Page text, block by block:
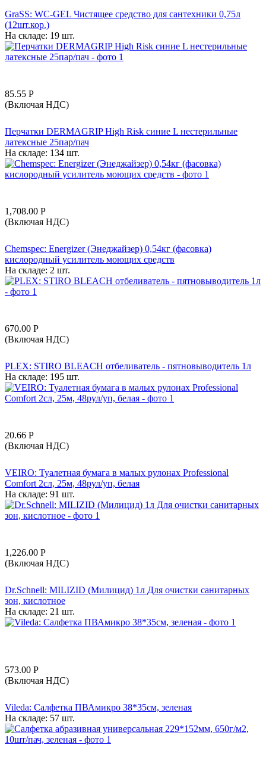
GraSS: WC-GEL Чистящее средство для сантехники 0,75л
(12шт.кор.)
На складе: 19 шт.
85.55 Р
(Включая НДС)
Перчатки DERMAGRIP High Risk синие L нестерильные
латексные 25пар/пач
На складе: 134 шт.
1,708.00 Р
(Включая НДС)
Chemspec: Energizer (Энеджайзер) 0,54кг (фасовка)
кислородный усилитель моющих средств
На складе: 2 шт.
670.00 Р
(Включая НДС)
PLEX: STIRO BLEACH отбеливатель - пятновыводитель 1л
На складе: 195 шт.
20.66 Р
(Включая НДС)
VEIRO: Туалетная бумага в малых рулонах Professional
Comfort 2сл, 25м, 48рул/уп, белая
На складе: 91 шт.
1,226.00 Р
(Включая НДС)
Dr.Schnell: MILIZID (Милицид) 1л Для очистки санитарных
зон, кислотное
На складе: 21 шт.
573.00 Р
(Включая НДС)
Vileda: Салфетка ПВАмикро 38*35см, зеленая
На складе: 57 шт.